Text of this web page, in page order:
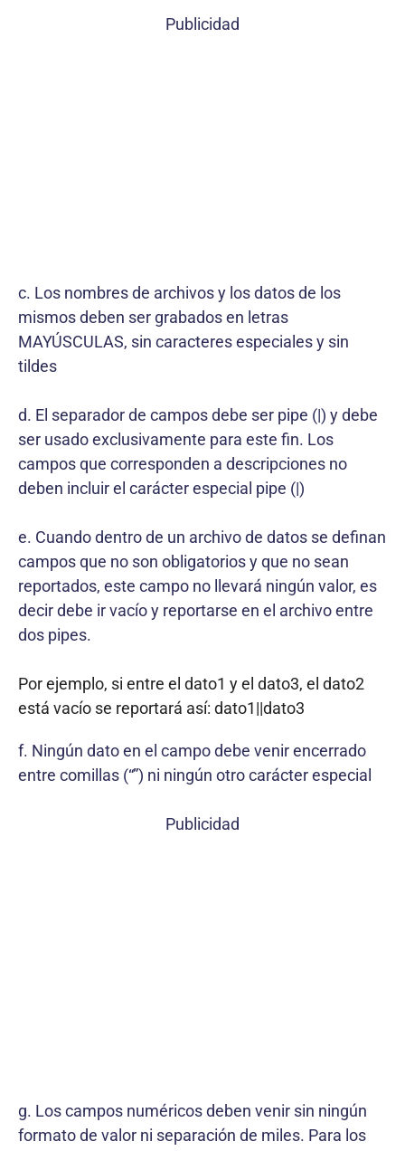
Publicidad
c. Los nombres de archivos y los datos de los
mismos deben ser grabados en letras
MAYÚSCULAS, sin caracteres especiales y sin
tildes
d. El separador de campos debe ser pipe (|) y debe
ser usado exclusivamente para este fin. Los
campos que corresponden a descripciones no
deben incluir el carácter especial pipe (|)
e. Cuando dentro de un archivo de datos se definan
campos que no son obligatorios y que no sean
reportados, este campo no llevará ningún valor, es
decir debe ir vacío y reportarse en el archivo entre
dos pipes.
Por ejemplo, si entre el dato1 y el dato3, el dato2
está vacío se reportará así: dato1||dato3
f. Ningún dato en el campo debe venir encerrado
entre comillas (“”) ni ningún otro carácter especial
Publicidad
g. Los campos numéricos deben venir sin ningún
formato de valor ni separación de miles. Para los